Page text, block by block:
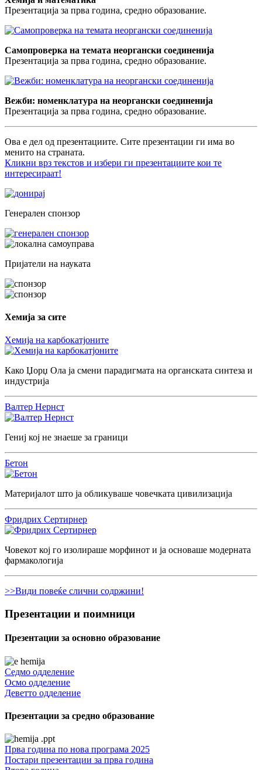
Презентација за прва година, средно образование.
Самопроверка на темата неоргански соединенија
Презентација за прва година, средно образование.
Вежби: номенклатура на неоргански соединенија
Презентација за прва година, средно образование.
Ова е дел од презентациите. Сите презентации ги има во
менито на страната.
Кликни врз текстов и избери ги презентациите кои те
интересираат!
Генерален спонзор
Пријатели на науката
Хемија за сите
Хемија на карбокатјоните
Како Џорџ Ола ја смени парадигмата на органската синтеза и
индустрија
Валтер Нернст
Гениј кој не знаеше за граници
Бетон
Материјалот што ја обликуваше човечката цивилизација
Фридрих Сертирнер
Човекот кој го изолираше морфинот и ја основаше модерната
фармакологија
>>Види повеќе слични содржини!
Презентации и поимници
Презентации за основно образование
Седмо одделение
Осмо одделение
Деветто одделение
Презентации за средно образование
Прва година по нова програма 2025
Постари презентации за прва година